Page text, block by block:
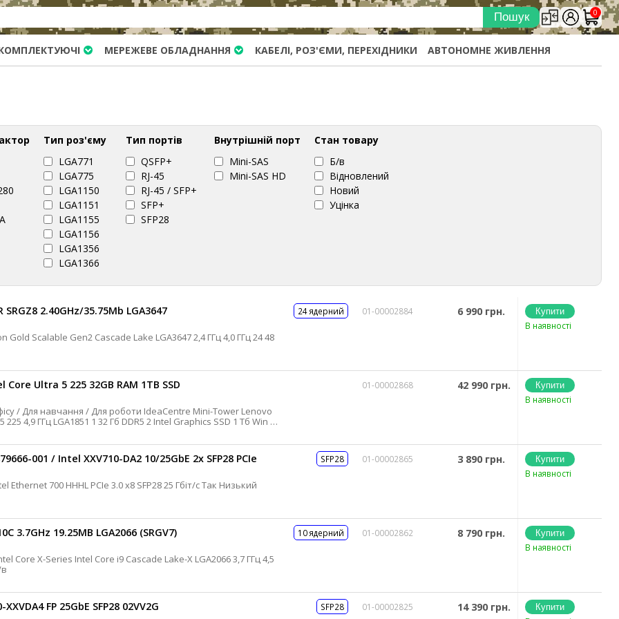
0
МЕРЕЖЕВЕ ОБЛАДНАННЯ КАБЕЛІ, РОЗ'ЄМИ, ПЕРЕХІДНИКИ АВТОНОМНЕ ЖИВЛЕННЯ
Тип роз'єму
LGA771
LGA775
LGA1150
LGA1151
LGA1155
LGA1156
LGA1356
LGA1366
LGA2011-3
LGA3647
Тип портів
QSFP+
RJ-45
RJ-45 / SFP+
SFP+
SFP28
Внутрішній порт
Mini-SAS
Mini-SAS HD
Стан товару
Б/в
Відновлений
Новий
Уцінка
2.40GHz/35.75Mb LGA3647 24 ядерний 01-00002884 6 990 грн.
В наявності
Ultra 5 225 32GB RAM 1TB SSD 01-00002868 42 990 грн.
В наявності
001 / Intel XXV710-DA2 10/25GbE 2x SFP28 PCIe SFP28 01-00002865 3 890 грн.
В наявності
3.7GHz 19.25MB LGA2066 (SRGV7)
30 днів Б/в
10 ядерний 01-00002862 8 790 грн.
В наявності
FP 25GbE SFP28 02VV2G SFP28 01-00002825 14 390 грн.